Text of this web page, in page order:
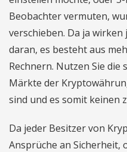
Beobachter vermuten,
verschieben. Da ja
daran, es besteht aus
Rechnern. Nutzen Sie die
Märkte der
sind und es somit keinen
Da jeder Besitzer von
Ansprüche an Sicherheit,